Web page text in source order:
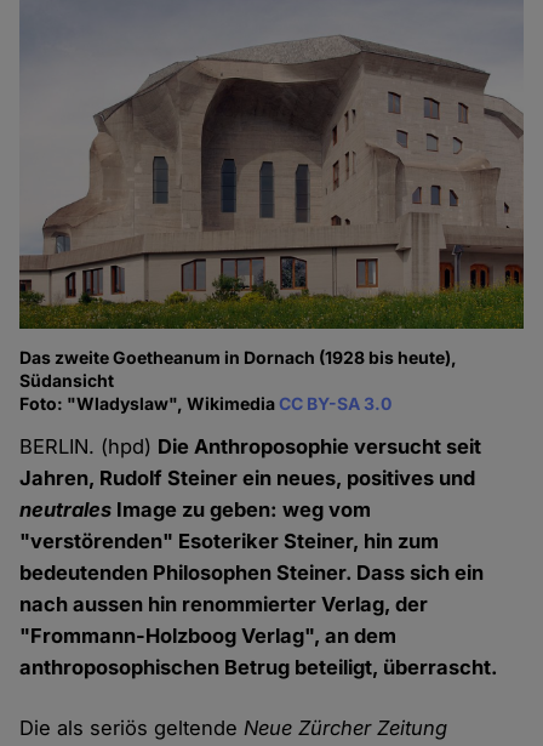
Das zweite Goetheanum in Dornach (1928 bis heute),
Südansicht
Foto: "Wladyslaw", WikimediaCC BY-SA 3.0
BERLIN. (hpd) Die Anthroposophie versucht seit
Jahren, Rudolf Steiner ein neues, positives und
neutrales Image zu geben: weg vom
"verstörenden" Esoteriker Steiner, hin zum
bedeutenden Philosophen Steiner. Dass sich ein
nach aussen hin renommierter Verlag, der
"Frommann-Holzboog Verlag", an dem
anthroposophischen Betrug beteiligt, überrascht.
Die als seriös geltendeNeue Zürcher Zeitung